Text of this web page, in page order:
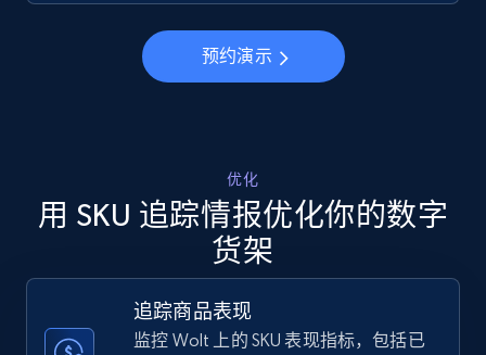
more.
立即开始
Walmart - products - Discover products by
using sku numbers
URL, Final price, Sku, Currency, Gtin,
Specifications, Image urls, Top reviews, and
more.
874+ 立即开始
预约演示
优化
用 SKU 追踪情报优化你的数字
货架
追踪商品表现
监控 Wolt 上的 SKU 表现指标，包括已